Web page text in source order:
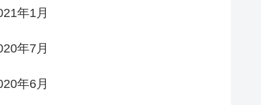
年1月
年7月
年6月